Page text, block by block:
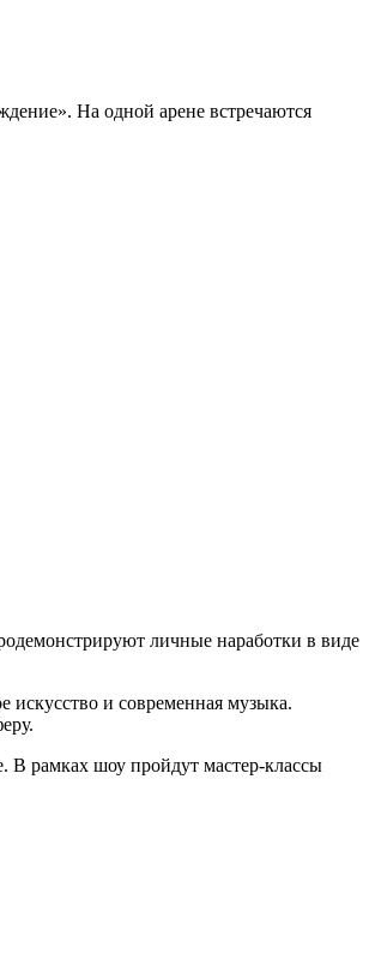
На одной арене встречаются
личные наработки в виде
искусство и современная музыка.
рамках шоу пройдут мастер-классы